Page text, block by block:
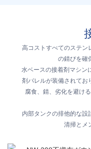
高コストすべてのステン
の錆びを確
水ベースの接着剤マシン
剤バレルが装備されてお
腐食、錆、劣化を避け
内部タンクの排他的な設
清掃とメ